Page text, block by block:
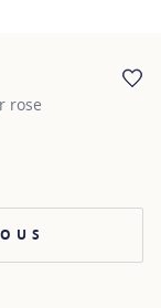
rose